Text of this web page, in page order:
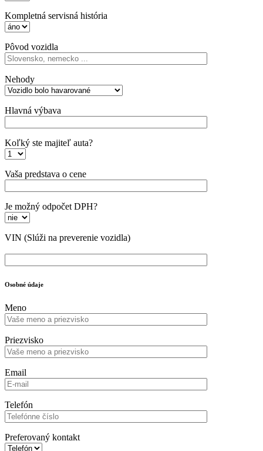
Kompletná servisná história
Pôvod vozidla
Nehody
Hlavná výbava
Koľký ste majiteľ auta?
Vaša predstava o cene
Je možný odpočet DPH?
VIN (Slúži na preverenie vozidla)
Osobné údaje
Meno
Priezvisko
Email
Telefón
Preferovaný kontakt